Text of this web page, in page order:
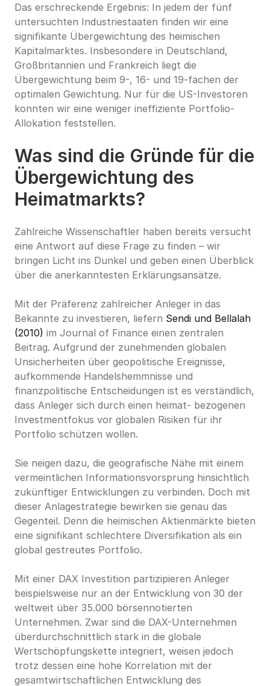
Das erschreckende Ergebnis: In jedem der fünf
untersuchten Industriestaaten finden wir eine
signifikante Übergewichtung des heimischen
Kapitalmarktes. Insbesondere in Deutschland,
Großbritannien und Frankreich liegt die
Übergewichtung beim 9-, 16- und 19-fachen der
optimalen Gewichtung. Nur für die US-Investoren
konnten wir eine weniger ineffiziente Portfolio-
Allokation feststellen.
Was sind die Gründe für die
Übergewichtung des
Heimatmarkts?
Zahlreiche Wissenschaftler haben bereits versucht
eine Antwort auf diese Frage zu finden – wir
bringen Licht ins Dunkel und geben einen Überblick
über die anerkanntesten Erklärungsansätze.
Mit der Präferenz zahlreicher Anleger in das
Bekannte zu investieren, liefern Sendi und Bellalah
(2010) im Journal of Finance einen zentralen
Beitrag. Aufgrund der zunehmenden globalen
Unsicherheiten über geopolitische Ereignisse,
aufkommende Handelshemmnisse und
finanzpolitische Entscheidungen ist es verständlich,
dass Anleger sich durch einen heimat- bezogenen
Investmentfokus vor globalen Risiken für ihr
Portfolio schützen wollen.
Sie neigen dazu, die geografische Nähe mit einem
vermeintlichen Informationsvorsprung hinsichtlich
zukünftiger Entwicklungen zu verbinden. Doch mit
dieser Anlagestrategie bewirken sie genau das
Gegenteil. Denn die heimischen Aktienmärkte bieten
eine signifikant schlechtere Diversifikation als ein
global gestreutes Portfolio.
Mit einer DAX Investition partizipieren Anleger
beispielsweise nur an der Entwicklung von 30 der
weltweit über 35.000 börsennotierten
Unternehmen. Zwar sind die DAX-Unternehmen
überdurchschnittlich stark in die globale
Wertschöpfungskette integriert, weisen jedoch
trotz dessen eine hohe Korrelation mit der
gesamtwirtschaftlichen Entwicklung des